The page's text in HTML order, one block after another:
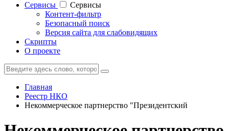
Cервисы
Cервисы
Контент-фильтр
Безопасный поиск
Версия сайта для слабовидящих
Скрипты
О проекте
Главная
Реестр НКО
Некоммерческое партнерство "Президентский